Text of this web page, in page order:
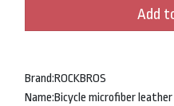
Add
Brand:ROCKBROS
Name:Bicycle microfiber